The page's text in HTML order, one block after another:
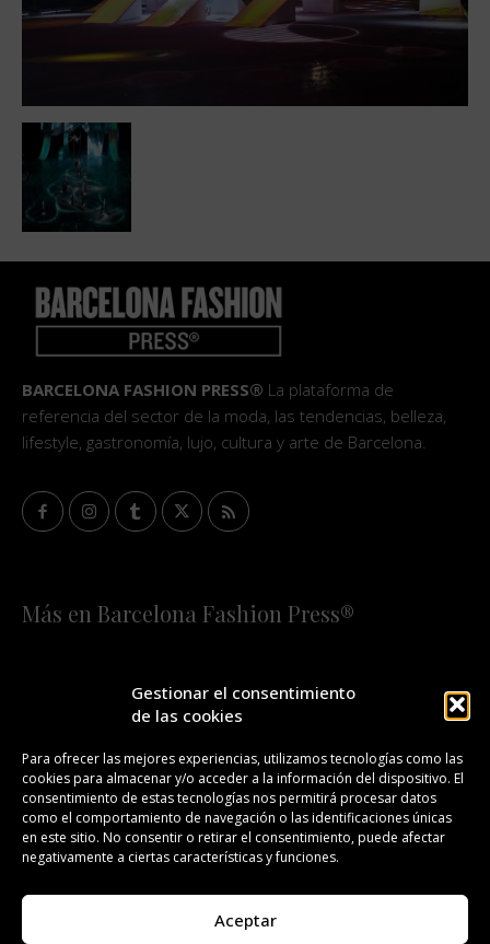
Gestionar el consentimiento
de las cookies
Para ofrecer las mejores experiencias, utilizamos tecnologías como las
cookies para almacenar y/o acceder a la información del dispositivo. El
consentimiento de estas tecnologías nos permitirá procesar datos
como el comportamiento de navegación o las identificaciones únicas
en este sitio. No consentir o retirar el consentimiento, puede afectar
negativamente a ciertas características y funciones.
Aceptar
BARCELONA FASHION PRESS® La plataforma de
referencia del sector de la moda, las tendencias, belleza,
lifestyle, gastronomía, lujo, cultura y arte de Barcelona.
Más en Barcelona Fashion Press®
¡SUSCRÍBETE A NUESTRA FASHION NEWS!
CONTACTO REDACCIÓN PUBLICIDAD
ISSN 2385-4839 DL B 27443-2014